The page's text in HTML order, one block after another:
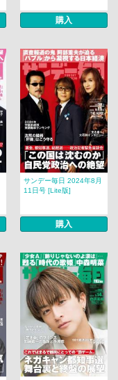
購入
サンデー毎日 2024年8月
11日号 [Lite版]
購入